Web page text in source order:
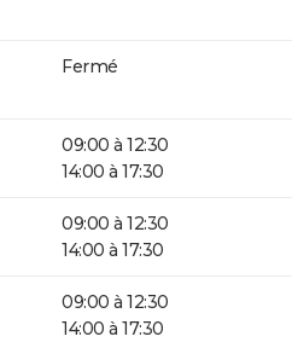
Fermé
09:00 à 12:30
14:00 à 17:30
09:00 à 12:30
14:00 à 17:30
09:00 à 12:30
14:00 à 17:30